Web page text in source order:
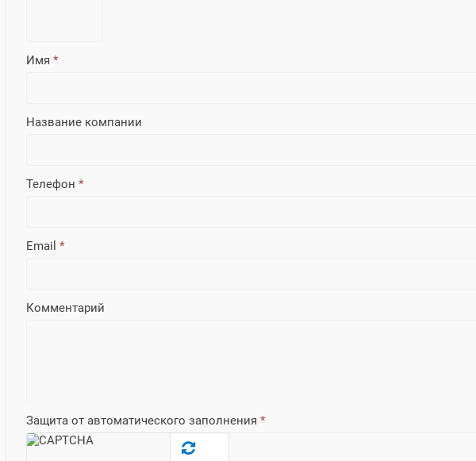
Имя *
Название компании
Телефон *
Email *
Комментарий
Защита от автоматического заполнения *